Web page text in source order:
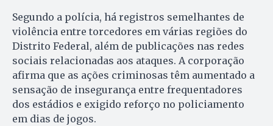
Segundo a polícia, há registros semelhantes de
violência entre torcedores em várias regiões do
Distrito Federal, além de publicações nas redes
sociais relacionadas aos ataques. A corporação
afirma que as ações criminosas têm aumentado a
sensação de insegurança entre frequentadores
dos estádios e exigido reforço no policiamento
em dias de jogos.